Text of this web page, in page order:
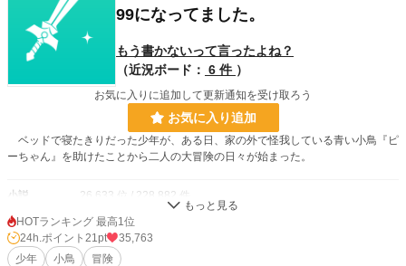
99になってました。
もう書かないって言ったよね？
（近況ボード： 6 件 ）
お気に入りに追加して更新通知を受け取ろう
お気に入り追加
ベッドで寝たきりだった少年が、ある日、家の外で怪我している青い小鳥『ピ
ーちゃん』を助けたことから二人の大冒険の日々が始まった。
小説 26,633 位 / 228,882 件
ファンタジー 4,057 位 / 53,343 件
お気に入り 1,400
HOTランキング 最高1位
24h.ポイント 21pt
35,763
少年
小鳥 冒険